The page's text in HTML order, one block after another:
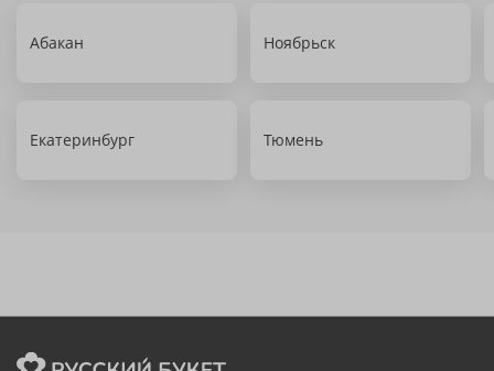
Абакан Ноябрьск
Екатеринбург Тюмень